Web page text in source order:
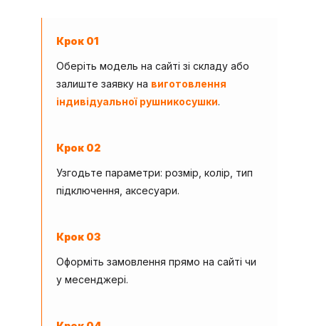
Крок 01
Оберіть модель на сайті зі складу або
залиште заявку на виготовлення
індивідуальної рушникосушки.
Крок 02
Узгодьте параметри: розмір, колір, тип
підключення, аксесуари.
Крок 03
Оформіть замовлення прямо на сайті чи
у месенджері.